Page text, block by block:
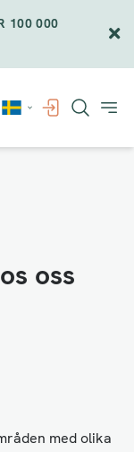
100 000
oss
med olika